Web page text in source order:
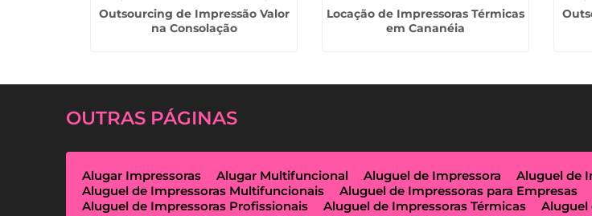
Outsourcing de Impressão Valor
na Consolação
Locação de Impressoras Térmicas
em Cananéia
OUTRAS PÁGINAS
Alugar Impressoras Alugar Multifuncional Aluguel de Impressora Aluguel de
Aluguel de Impressoras Multifuncionais
Aluguel de Impressoras para Empresas
Aluguel de Impressoras Profissionais
Aluguel de Impressoras Térmicas Aluguel